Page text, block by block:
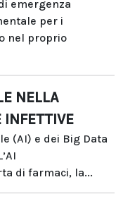
emergenza
per i
nel proprio
NELLA
INFETTIVE
(AI) e dei Big Data
di farmaci, la...